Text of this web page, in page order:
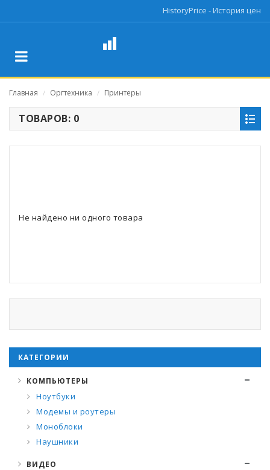
HistoryPrice - История цен
Главная / Оргтехника / Принтеры
ТОВАРОВ: 0
Не найдено ни одного товара
КАТЕГОРИИ
КОМПЬЮТЕРЫ
Ноутбуки
Модемы и роутеры
Моноблоки
Наушники
ВИДЕО